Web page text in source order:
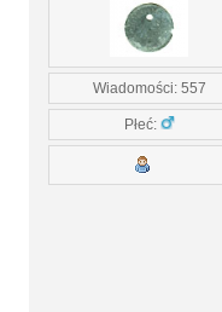
Wiadomości: 557
Płeć: